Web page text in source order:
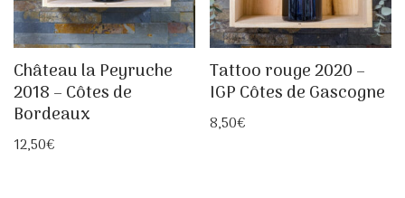
Château la Peyruche
2018 – Côtes de
Bordeaux
12,50€
Tattoo rouge 2020 –
IGP Côtes de Gascogne
8,50€